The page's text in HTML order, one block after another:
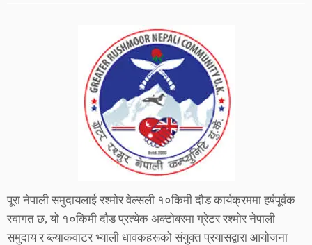
पूरा नेपाली समुदायलाई रश्मोर वेल्सली १०किमी दौड कार्यक्रममा हर्षपूर्वक
स्वागत छ, यो १०किमी दौड प्रत्येक अक्टोबरमा ग्रेटर रश्मोर नेपाली
समुदाय र ब्ल्याकवाटर भ्याली धावकहरूको संयुक्त प्रयासद्वारा आयोजना